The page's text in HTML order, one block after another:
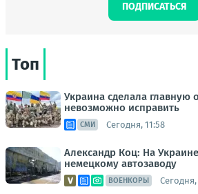
ПОДПИСАТЬСЯ
Топ
Украина сделала
невозможно исправить
СМИ Сегодня, 11:58
Александр Коц: На
немецкому автозаводу
ВОЕНКОРЫ Сегодня,